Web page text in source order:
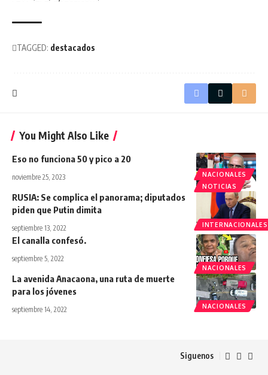
TAGGED: destacados
You Might Also Like
NACIONALES
NOTICIAS
Eso no funciona 50 y pico a 20
noviembre 25, 2023
INTERNACIONALES
RUSIA: Se complica el panorama; diputados
piden que Putin dimita
septiembre 13, 2022
NACIONALES
El canalla confesó.
septiembre 5, 2022
NACIONALES
La avenida Anacaona, una ruta de muerte
para los jóvenes
septiembre 14, 2022
Siguenos